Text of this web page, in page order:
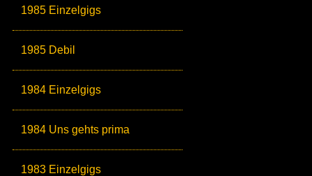
1985 Einzelgigs
1985 Debil
1984 Einzelgigs
1984 Uns gehts prima
1983 Einzelgigs